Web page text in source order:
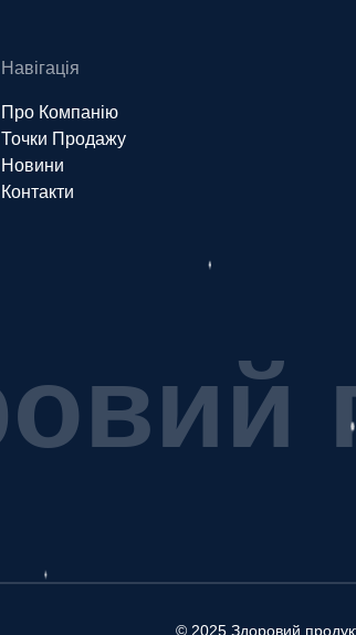
Навігація
Про Компанію
Точки Продажу
Новини
Контакти
овий
© 2025 Здоровий